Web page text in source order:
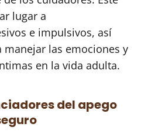
lugar a
e impulsivos, así
las emociones y
en la vida adulta.
del apego